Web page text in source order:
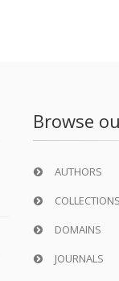
Browse
AUTHORS
COLLECTIONS
DOMAINS
JOURNALS